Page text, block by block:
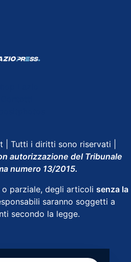
| Tutti i diritti sono riservati |
autorizzazione del Tribunale
numero 13/2015.
parziale, degli articoli senza la
saranno soggetti a
secondo la legge.